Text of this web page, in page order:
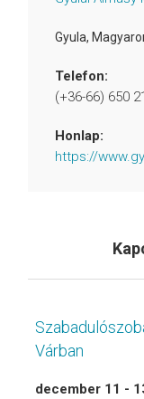
Gyula,
Telefon:
(+36-66) 650
Honlap:
https://
Várban
december 11 -